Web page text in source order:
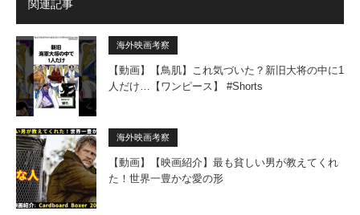
関連記事
海外映画考察
【動画】【鳥肌】これ気づいた？新旧大将の中に1
人だけ…【ワンピース】 #Shorts
海外映画考察
【動画】【映画紹介】最も貧しい男が教えてくれ
た！世界一豊かな愛の形